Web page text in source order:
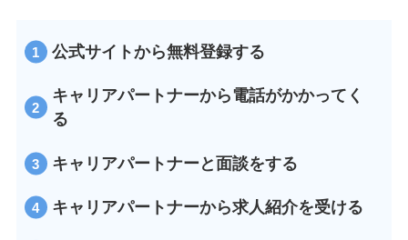
公式サイトから無料登録する
キャリアパートナーから電話がかかってく
る
キャリアパートナーと面談をする
キャリアパートナーから求人紹介を受ける